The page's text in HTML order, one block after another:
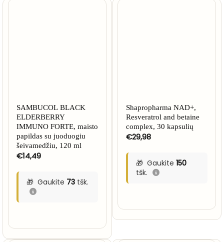
SAMBUCOL BLACK
ELDERBERRY
IMMUNO FORTE, maisto
papildas su juoduogiu
šeivamedžiu, 120 ml
€14,49
Gaukite 73tšk.
Shapropharma NAD+,
Resveratrol and betaine
complex, 30 kapsulių
€29,98
Gaukite 150
tšk.